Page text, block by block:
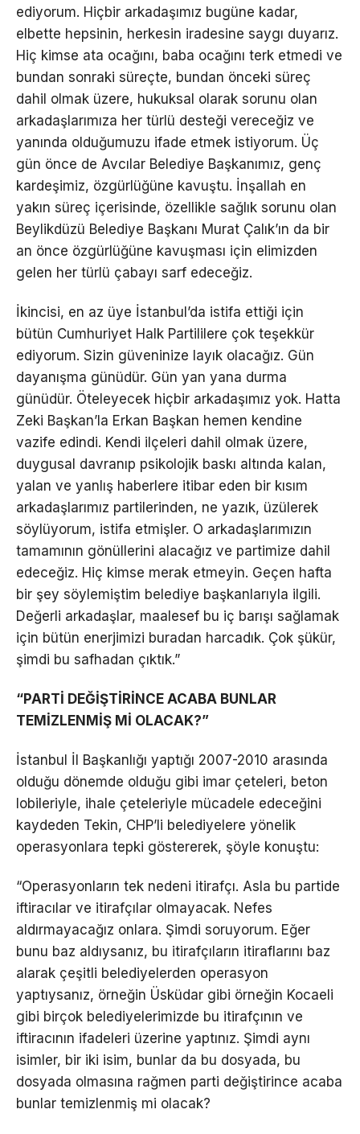
ediyorum. Hiçbir arkadaşımız bugüne kadar,
elbette hepsinin, herkesin iradesine saygı duyarız.
Hiç kimse ata ocağını, baba ocağını terk etmedi ve
bundan sonraki süreçte, bundan önceki süreç
dahil olmak üzere, hukuksal olarak sorunu olan
arkadaşlarımıza her türlü desteği vereceğiz ve
yanında olduğumuzu ifade etmek istiyorum. Üç
gün önce de Avcılar Belediye Başkanımız, genç
kardeşimiz, özgürlüğüne kavuştu. İnşallah en
yakın süreç içerisinde, özellikle sağlık sorunu olan
Beylikdüzü Belediye Başkanı Murat Çalık’ın da bir
an önce özgürlüğüne kavuşması için elimizden
gelen her türlü çabayı sarf edeceğiz.
İkincisi, en az üye İstanbul’da istifa ettiği için
bütün Cumhuriyet Halk Partililere çok teşekkür
ediyorum. Sizin güveninize layık olacağız. Gün
dayanışma günüdür. Gün yan yana durma
günüdür. Öteleyecek hiçbir arkadaşımız yok. Hatta
Zeki Başkan’la Erkan Başkan hemen kendine
vazife edindi. Kendi ilçeleri dahil olmak üzere,
duygusal davranıp psikolojik baskı altında kalan,
yalan ve yanlış haberlere itibar eden bir kısım
arkadaşlarımız partilerinden, ne yazık, üzülerek
söylüyorum, istifa etmişler. O arkadaşlarımızın
tamamının gönüllerini alacağız ve partimize dahil
edeceğiz. Hiç kimse merak etmeyin. Geçen hafta
bir şey söylemiştim belediye başkanlarıyla ilgili.
Değerli arkadaşlar, maalesef bu iç barışı sağlamak
için bütün enerjimizi buradan harcadık. Çok şükür,
şimdi bu safhadan çıktık.”
“PARTİ DEĞİŞTİRİNCE ACABA BUNLAR
TEMİZLENMİŞ Mİ OLACAK?”
İstanbul İl Başkanlığı yaptığı 2007-2010 arasında
olduğu dönemde olduğu gibi imar çeteleri, beton
lobileriyle, ihale çeteleriyle mücadele edeceğini
kaydeden Tekin, CHP’li belediyelere yönelik
operasyonlara tepki göstererek, şöyle konuştu:
“Operasyonların tek nedeni itirafçı. Asla bu partide
iftiracılar ve itirafçılar olmayacak. Nefes
aldırmayacağız onlara. Şimdi soruyorum. Eğer
bunu baz aldıysanız, bu itirafçıların itiraflarını baz
alarak çeşitli belediyelerden operasyon
yaptıysanız, örneğin Üsküdar gibi örneğin Kocaeli
gibi birçok belediyelerimizde bu itirafçının ve
iftiracının ifadeleri üzerine yaptınız. Şimdi aynı
isimler, bir iki isim, bunlar da bu dosyada, bu
dosyada olmasına rağmen parti değiştirince acaba
bunlar temizlenmiş mi olacak?